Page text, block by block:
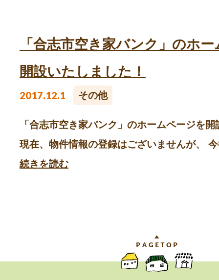
「合志市空き家バンク」のホ
開設いたしました！
2017.12.1 その他
「合志市空き家バンク」のホームページを
現在、物件情報の登録はございませんが、
続きを読む